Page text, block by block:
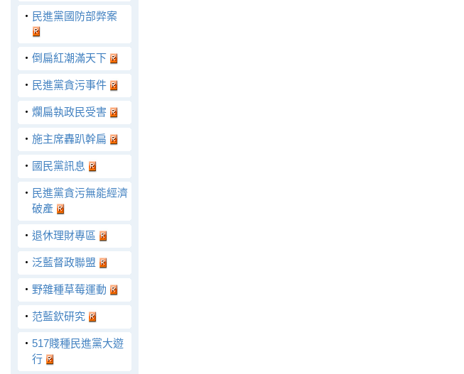
‧ 民進黨國防部弊案
‧ 倒扁紅潮滿天下
‧ 民進黨貪污事件
‧ 爛扁執政民受害
‧ 施主席轟趴幹扁
‧ 國民黨訊息
‧ 民進黨貪污無能經濟
破產
‧ 退休理財專區
‧ 泛藍督政聯盟
‧ 野雜種草莓運動
‧ 范藍欽研究
‧ 517賤種民進黨大遊
行